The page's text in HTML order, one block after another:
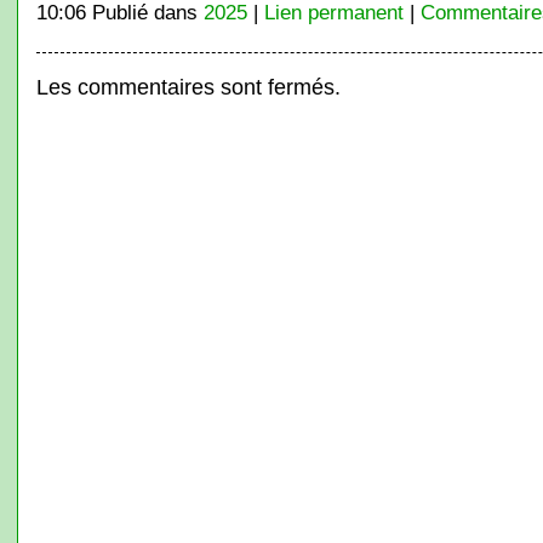
10:06 Publié dans 2025| Lien permanent|
Les commentaires sont fermés.